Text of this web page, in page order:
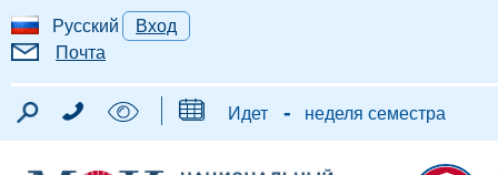
Русский
Вход
Почта
Идет - неделя семестра